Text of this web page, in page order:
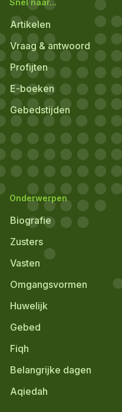
Snel naar...
Artikelen
Vraag & antwoord
Profijten
E-boeken
Gebedstijden
Onderwerpen
Biografie
Zusters
Vasten
Omgangsvormen
Huwelijk
Gebed
Fiqh
Belangrijke dagen
Aqiedah